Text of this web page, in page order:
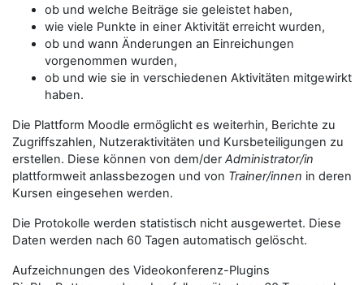
ob und welche Beiträge sie geleistet haben,
wie viele Punkte in einer Aktivität erreicht wurden,
ob und wann Änderungen an Einreichungen
vorgenommen wurden,
ob und wie sie in verschiedenen Aktivitäten mitgewirkt
haben.
Die Plattform Moodle ermöglicht es weiterhin, Berichte zu
Zugriffszahlen, Nutzeraktivitäten und Kursbeteiligungen zu
erstellen. Diese können von dem/derAdministrator/in
plattformweit anlassbezogen und von Trainer/innen in deren
Kursen eingesehen werden.
Die Protokolle werden statistisch nicht ausgewertet. Diese
Daten werden nach 60 Tagen automatisch gelöscht.
Aufzeichnungen des Videokonferenz-Plugins